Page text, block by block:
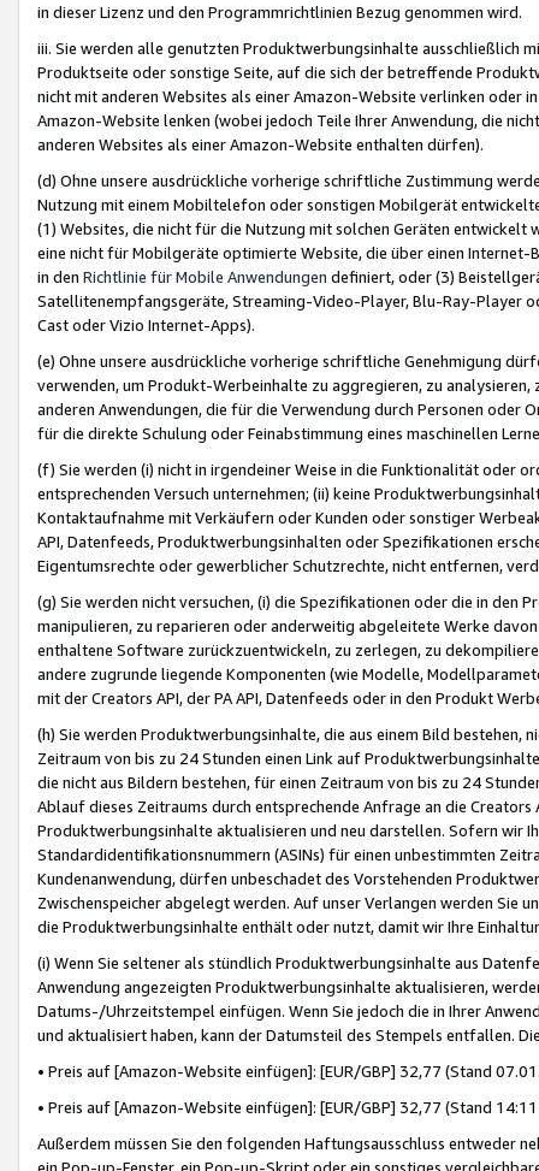
in dieser Lizenz und den Programmrichtlinien Bezug genommen wird.
iii. Sie werden alle genutzten Produktwerbungsinhalte ausschließlich
Produktseite oder sonstige Seite, auf die sich der betreffende
nicht mit anderen Websites als einer Amazon-Website verlinken oder
Amazon-Website lenken (wobei jedoch Teile Ihrer Anwendung, die
anderen Websites als einer Amazon-Website enthalten dürfen).
(d) Ohne unsere ausdrückliche vorherige schriftliche Zustimmung
Nutzung mit einem Mobiltelefon oder sonstigen Mobilgerät
(1) Websites, die nicht für die Nutzung mit solchen Geräten
eine nicht für Mobilgeräte optimierte Website, die über einen
in den Richtlinie für Mobile Anwendungen definiert, oder (3)
Satellitenempfangsgeräte, Streaming-Video-Player, Blu-Ray-Player
Cast oder Vizio Internet-Apps).
(e) Ohne unsere ausdrückliche vorherige schriftliche Genehmigung
verwenden, um Produkt-Werbeinhalte zu aggregieren, zu
anderen Anwendungen, die für die Verwendung durch Personen
für die direkte Schulung oder Feinabstimmung eines maschinellen
(f) Sie werden (i) nicht in irgendeiner Weise in die Funktionalität oder
entsprechenden Versuch unternehmen; (ii) keine
Kontaktaufnahme mit Verkäufern oder Kunden oder sonstiger
API, Datenfeeds, Produktwerbungsinhalten oder Spezifikationen
Eigentumsrechte oder gewerblicher Schutzrechte, nicht entfernen,
(g) Sie werden nicht versuchen, (i) die Spezifikationen oder die in
manipulieren, zu reparieren oder anderweitig abgeleitete Werke
enthaltene Software zurückzuentwickeln, zu zerlegen, zu
andere zugrunde liegende Komponenten (wie Modelle,
mit der Creators API, der PA API, Datenfeeds oder in den Produkt
(h) Sie werden Produktwerbungsinhalte, die aus einem Bild bestehen,
Zeitraum von bis zu 24 Stunden einen Link auf
die nicht aus Bildern bestehen, für einen Zeitraum von bis zu 24
Ablauf dieses Zeitraums durch entsprechende Anfrage an die
Produktwerbungsinhalte aktualisieren und neu darstellen. Sofern wir
Standardidentifikationsnummern (ASINs) für einen unbestimmten
Kundenanwendung, dürfen unbeschadet des Vorstehenden
Zwischenspeicher abgelegt werden. Auf unser Verlangen werden Sie
die Produktwerbungsinhalte enthält oder nutzt, damit wir Ihre
(i) Wenn Sie seltener als stündlich Produktwerbungsinhalte aus
Anwendung angezeigten Produktwerbungsinhalte aktualisieren,
Datums-/Uhrzeitstempel einfügen. Wenn Sie jedoch die in Ihrer
und aktualisiert haben, kann der Datumsteil des Stempels entfallen.
• Preis auf [Amazon-Website einfügen]: [EUR/GBP] 32,77 (Stand
• Preis auf [Amazon-Website einfügen]: [EUR/GBP] 32,77 (Stand
Außerdem müssen Sie den folgenden Haftungsausschluss entweder
ein Pop-up-Fenster, ein Pop-up-Skript oder ein sonstiges